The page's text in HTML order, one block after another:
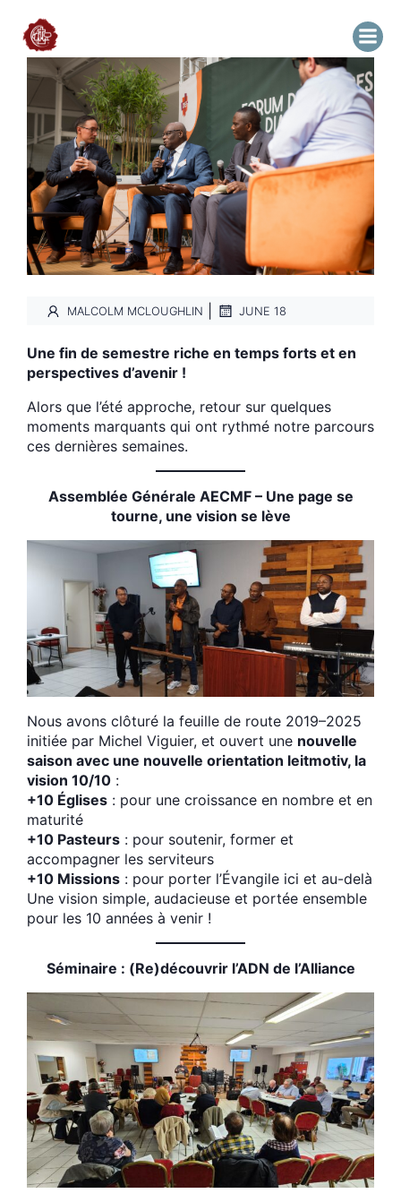
MALCOLM MCLOUGHLIN JUNE 18
Une fin de semestre riche en temps forts et en
perspectives d’avenir !
Alors que l’été approche, retour sur quelques
moments marquants qui ont rythmé notre parcours
ces dernières semaines.
Assemblée Générale AECMF – Une page se
tourne, une vision se lève
Nous avons clôturé la feuille de route 2019–2025
initiée par Michel Viguier, et ouvert une nouvelle
saison avec une nouvelle orientation leitmotiv, la
vision 10/10 :
+10 Églises : pour une croissance en nombre et en
maturité
+10 Pasteurs : pour soutenir, former et
accompagner les serviteurs
+10 Missions : pour porter l’Évangile ici et au-delà
Une vision simple, audacieuse et portée ensemble
pour les 10 années à venir !
Séminaire : (Re)découvrir l’ADN de l’Alliance